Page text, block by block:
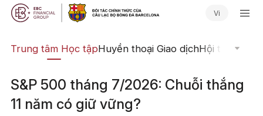
Vi
Trung tâm Học tậpHuyền thoại Giao dịchHội thảo
S&P 500 tháng 7/2026: Chuỗi thắng
11 năm có giữ vững?